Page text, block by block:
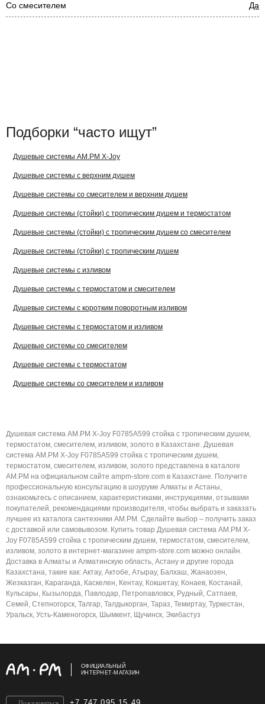
Со смесителем Да
Подборки “часто ищут”
Душевые системы AM.PM X-Joy
Душевые системы с верхним душем
Душевые системы со смесителем и верхним душем
Душевые системы (стойки) с тропическим душем и термостатом
Душевые системы (стойки) с тропическим душем со смесителем
Душевые системы (стойки) с тропическим душем
Душевые системы с изливом
Душевые системы с термостатом и смесителем
Душевые системы с коротким поворотным изливом
Душевые системы с термостатом и изливом
Душевые системы со смесителем
Душевые системы с термостатом
Душевые системы со смесителем и изливом
Душевая система AM.PM X-Joy F0785A599 стойка с тропическим душем,
термостатом, смесителем, изливом, золото в Казахстане. Душевая
система AM.PM X-Joy F0785A599 стойка с тропическим душем,
термостатом, смесителем, изливом, золото представлена в каталоге
AM.PM на официальном сайте ampm-store.com в Казахстане. Получите
профессиональную консультацию в шоуруме Алматы и Астаны,
ознакомьтесь с описанием, характеристиками, инструкциями, отзывами
покупателей, рекомендациями производителя, чтобы выбрать и заказать
лучшее из каталога сантехники AM.PM. Сделайте выбор – получить заказ
с доставкой или самовывозом. Купить товар Душевая система AM.PM X-
Joy F0785A599 стойка с тропическим душем, термостатом, смесителем,
изливом, золото в интернет-магазине ampm-store.com можно онлайн.
Доставка в Алматы и Алматинскую область, Астану и другие города
Казахстана, такие как: Актау, Актобе, Атырау, Балхаш, Жанаозен,
Жезказган, Караганда, Каскелен, Кентау, Кокшетау, Конаев, Костанай,
Кульсары, Кызылорда, Павлодар, Петропавловск, Рудный, Сатпаев,
Семей, Степногорск, Талгар, Талдыкорган, Тараз, Темиртау, Туркестан,
Уральск, Усть-Каменогорск, Шымкент, Щучинск, Экибастуз
ОФИЦИАЛЬНЫЙ
ИНТЕРНЕТ-МАГАЗИН